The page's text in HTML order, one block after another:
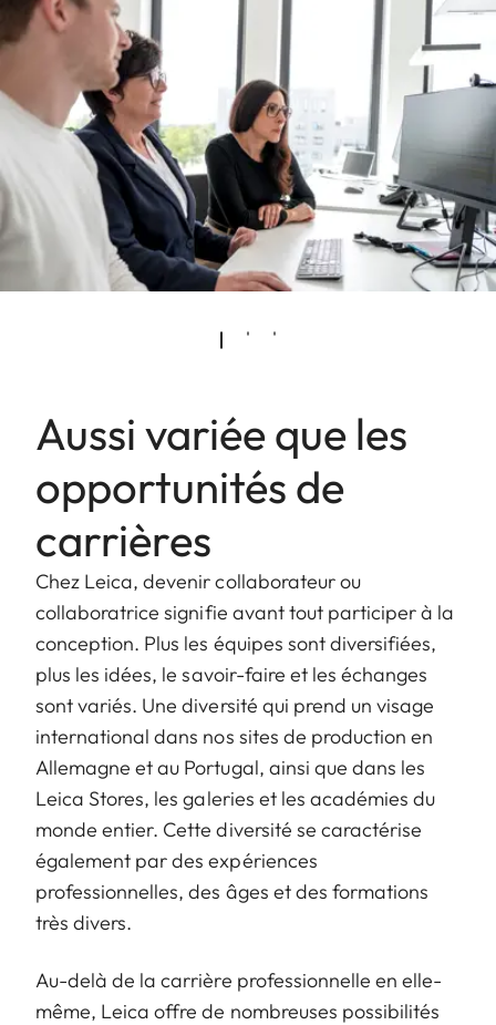
Aussi variée que les
opportunités de
carrières
Chez Leica, devenir collaborateur ou
collaboratrice signifie avant tout participer à la
conception. Plus les équipes sont diversifiées,
plus les idées, le savoir-faire et les échanges
sont variés. Une diversité qui prend un visage
international dans nos sites de production en
Allemagne et au Portugal, ainsi que dans les
Leica Stores, les galeries et les académies du
monde entier. Cette diversité se caractérise
également par des expériences
professionnelles, des âges et des formations
très divers.
Au-delà de la carrière professionnelle en elle-
même, Leica offre de nombreuses possibilités